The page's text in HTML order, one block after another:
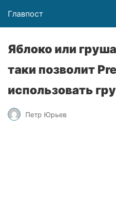
Главпост
Яблоко или
таки позволит
использовать
Петр Юрьев